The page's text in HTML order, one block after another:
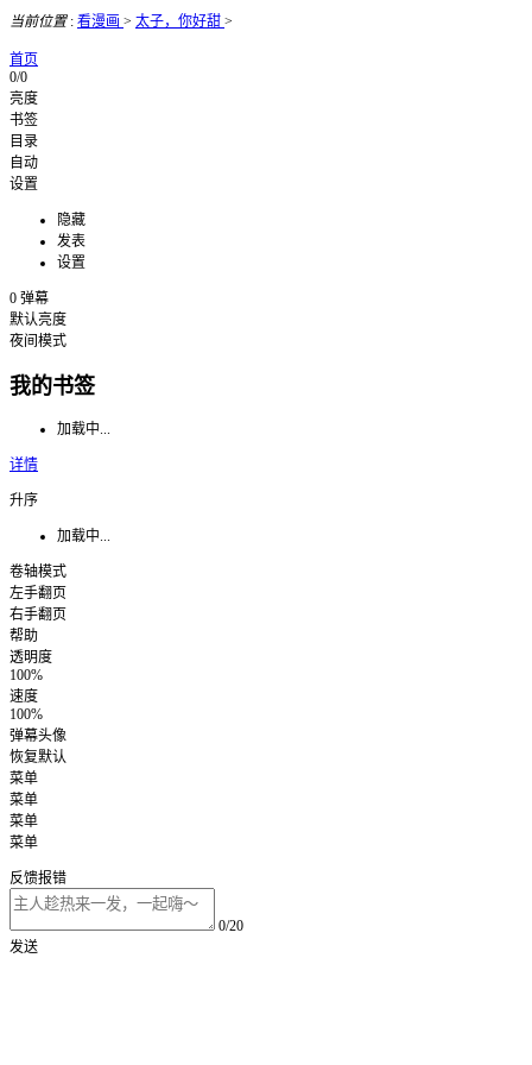
当前位置: 看漫画 > 太子，你好甜 >
首页
0/0
亮度
书签
目录
自动
设置
隐藏
发表
设置
0 弹幕
默认亮度
夜间模式
我的书签
加载中...
详情
升序
加载中...
卷轴模式
左手翻页
右手翻页
帮助
透明度
100%
速度
100%
弹幕头像
恢复默认
菜单
菜单
菜单
菜单
反馈报错
0/20
发送